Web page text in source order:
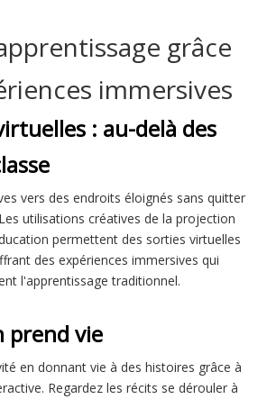
grâce
immersives
: au-delà des
vers des endroits éloignés sans quitter
utilisations créatives de la projection
permettent des sorties virtuelles
des expériences immersives qui
l'apprentissage traditionnel.
prend vie
en donnant vie à des histoires grâce à
Regardez les récits se dérouler à